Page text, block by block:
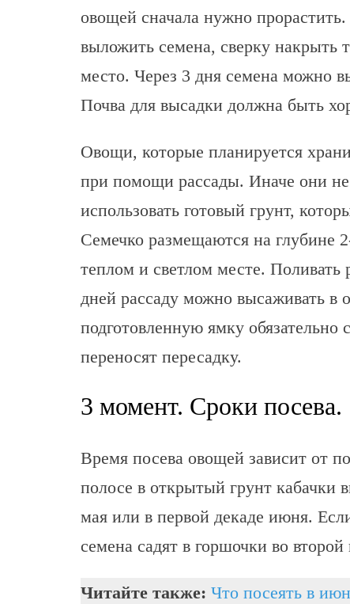
овощей сначала нужно
выложить семена, сверку накрыть
место. Через 3 дня семена можно
Почва для высадки должна быть
Овощи, которые планируется
при помощи рассады. Иначе они
использовать готовый грунт,
Семечко размещаются на глубине
теплом и светлом месте. Поливать
дней рассаду можно высаживать в
подготовленную ямку обязательно
переносят пересадку.
3 момент. Сроки посева.
Время посева овощей зависит от
полосе в открытый грунт кабачки
мая или в первой декаде июня.
семена садят в горшочки во
Читайте также: Что посеять в